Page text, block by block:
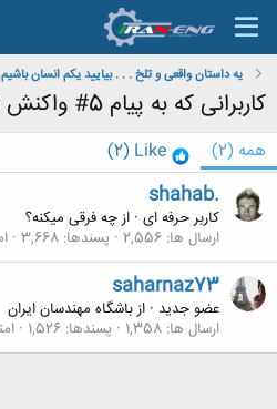
یه داستان واقعی و تلخ . . . بیایید یكم انسان باشیم
کاربرانی که به پیام 5# واکنش نشان داده اند
همه (2)
Like
(2)
shahab.
کاربر حرفه ای · ازچه فرقی میکنه؟
ارسال ها 2,556 پسندها 3,668
saharnaz73
عضو جدید · ازباشگاه مهندسان ایران
ارسال ها 1,358 پسندها 1,526